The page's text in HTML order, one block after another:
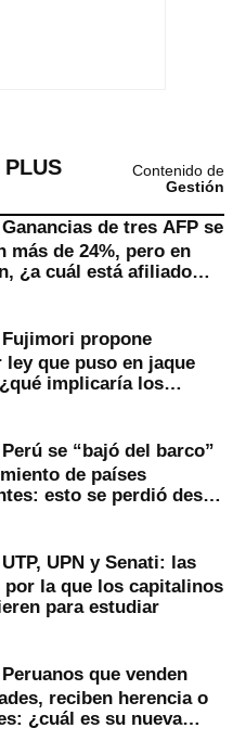
Contenido de
Gestión
Ganancias de tres AFP se
más de 24%, pero en
¿a cuál está afiliado
Fujimori propone
ley que puso en jaque
implicaría los
Perú se “bajó del barco”
de países
esto se perdió desde
UTP, UPN y Senati: las
por la que los capitalinos
para estudiar
Peruanos que venden
reciben herencia o
¿cuál es su nueva